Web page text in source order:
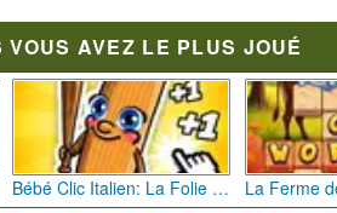
AVEZ LE PLUS JOUÉ
Bébé Clic Italien: La Folie des Petits Bambins